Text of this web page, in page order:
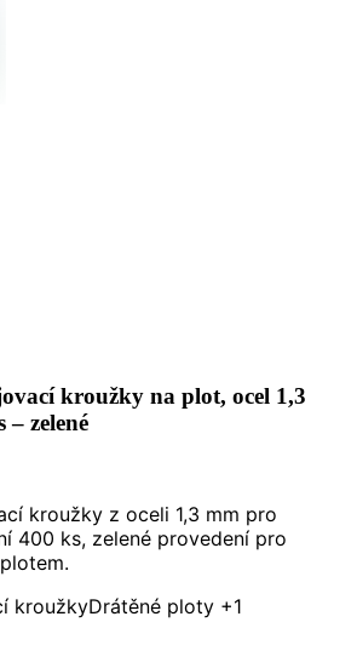
kroužky na plot, ocel 1,3
– zelené
kroužky z oceli 1,3 mm pro
400 ks, zelené provedení pro
kroužkyDrátěné ploty +1